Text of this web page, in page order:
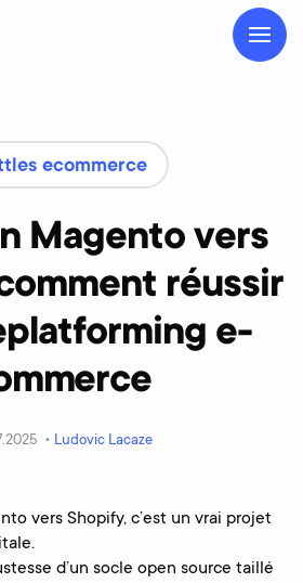
ecommerce
Magento vers
réussir
e-
• Ludovic Lacaze
vers Shopify, c’est un vrai projet
d’un socle open source taillé